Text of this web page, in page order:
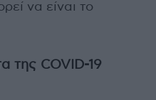
να είναι το
της COVID-19